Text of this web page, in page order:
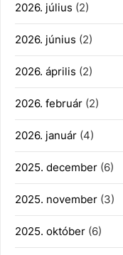
2026. július (2)
2026. június (2)
2026. április (2)
2026. február (2)
2026. január (4)
2025. december (6)
2025. november (3)
2025. október (6)